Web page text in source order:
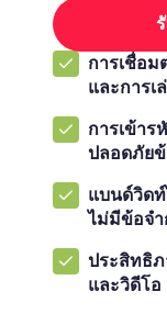
การเชื่อม
และการเ
การเข้าร
ปลอดภัย
แบนด์วิด
ไม่มีข้อจำ
ประสิทธิ
และวิดีโอ